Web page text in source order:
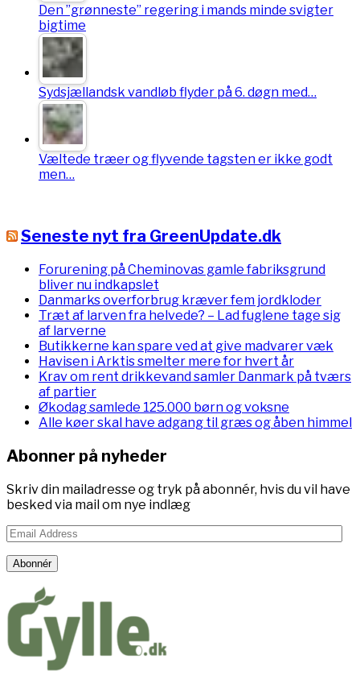
Den ”grønneste” regering i mands minde svigter
bigtime
Sydsjællandsk vandløb flyder på 6. døgn med…
Væltede træer og flyvende tagsten er ikke godt
men…
Seneste nyt fra GreenUpdate.dk
Forurening på Cheminovas gamle fabriksgrund
bliver nu indkapslet
Danmarks overforbrug kræver fem jordkloder
Træt af larven fra helvede? – Lad fuglene tage sig
af larverne
Butikkerne kan spare ved at give madvarer væk
Havisen i Arktis smelter mere for hvert år
Krav om rent drikkevand samler Danmark på tværs
af partier
Økodag samlede 125.000 børn og voksne
Alle køer skal have adgang til græs og åben himmel
Abonner på nyheder
Skriv din mailadresse og tryk på abonnér, hvis du vil have
besked via mail om nye indlæg
Email
Address
Abonnér